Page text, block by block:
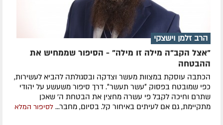
הרב זלמן וישצקי
"אצל הקב"ה מילה זו מילה" - הסיפור שממחיש את
ההבטחה
הכתבה עוסקת במצוות מעשר וצדקה ובסגולתה להביא לעשירות,
כפי שמובטח בפסוק ״עשר תעשר״. דרך סיפור משעשע על יהודי
שתרם וחיכה לקבל פי עשרה מחצין את הבטחת ה' שאכן
מתקיימת, גם אם לעיתים באיחור קל. בסיום, מחבר... לסיפור המלא